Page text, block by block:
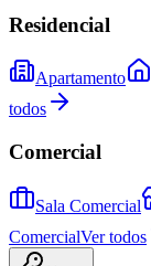
Residencial
Apartamento
todos
Comercial
Sala Comercial
ComercialVer todos